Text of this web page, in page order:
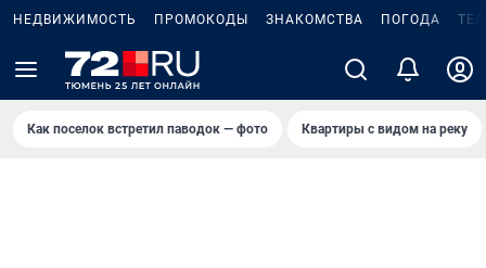
НЕДВИЖИМОСТЬ ПРОМОКОДЫ ЗНАКОМСТВА ПОГОДА
Как поселок встретил паводок — фото Квартиры с видом на реку